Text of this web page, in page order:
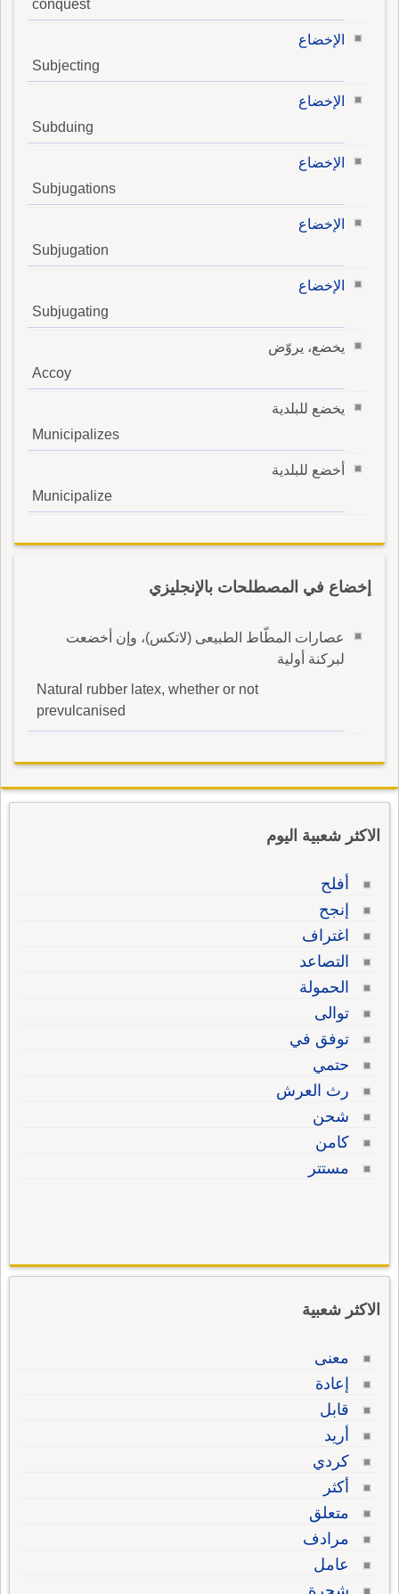
conquest
الإخضاع
Subjecting
الإخضاع
Subduing
الإخضاع
Subjugations
الإخضاع
Subjugation
الإخضاع
Subjugating
يخضع، يروّض
Accoy
يخضع للبلدية
Municipalizes
أخضع للبلدية
Municipalize
إخضاع في المصطلحات بالإنجليزي
عصارات المطّاط الطبيعى (لاتكس)، وإن أخضعت
لبركنة أولية
Natural rubber latex, whether or not
prevulcanised
الاكثر شعبية اليوم
أفلح
إنجح
اغتراف
التصاعد
الحمولة
توالى
توفق في
حتمي
رث العرش
شحن
كامن
مستتر
الاكثر شعبية
معنى
إعادة
قابل
أريد
كردي
أكثر
متعلق
مرادف
عامل
شجرة